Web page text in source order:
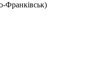
Франківськ)